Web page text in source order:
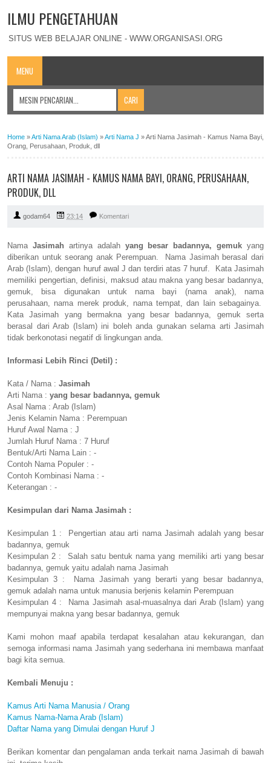
ILMU PENGETAHUAN
SITUS WEB BELAJAR ONLINE - WWW.ORGANISASI.ORG
MENU
Home »Arti Nama Arab (Islam) »Arti Nama J »Arti Nama Jasimah - Kamus Nama Bayi,
Orang, Perusahaan, Produk, dll
ARTI NAMA JASIMAH - KAMUS NAMA BAYI, ORANG, PERUSAHAAN,
PRODUK, DLL
godam64 23:14 Komentari
Nama Jasimah artinya adalah yang besar badannya, gemuk yang
diberikan untuk seorang anak Perempuan. Nama Jasimah berasal dari
Arab (Islam), dengan huruf awal J dan terdiri atas 7 huruf. Kata Jasimah
memiliki pengertian, definisi, maksud atau makna yang besar badannya,
gemuk, bisa digunakan untuk nama bayi (nama anak), nama
perusahaan, nama merek produk, nama tempat, dan lain sebagainya.
Kata Jasimah yang bermakna yang besar badannya, gemuk serta
berasal dari Arab (Islam) ini boleh anda gunakan selama arti Jasimah
tidak berkonotasi negatif di lingkungan anda.
Informasi Lebih Rinci (Detil) :
Kata / Nama : Jasimah
Arti Nama : yang besar badannya, gemuk
Asal Nama : Arab (Islam)
Jenis Kelamin Nama : Perempuan
Huruf Awal Nama : J
Jumlah Huruf Nama : 7 Huruf
Bentuk/Arti Nama Lain : -
Contoh Nama Populer : -
Contoh Kombinasi Nama : -
Keterangan : -
Kesimpulan dari Nama Jasimah :
Kesimpulan 1 : Pengertian atau arti nama Jasimah adalah yang besar
badannya, gemuk
Kesimpulan 2 : Salah satu bentuk nama yang memiliki arti yang besar
badannya, gemuk yaitu adalah nama Jasimah
Kesimpulan 3 : Nama Jasimah yang berarti yang besar badannya,
gemuk adalah nama untuk manusia berjenis kelamin Perempuan
Kesimpulan 4 : Nama Jasimah asal-muasalnya dari Arab (Islam) yang
mempunyai makna yang besar badannya, gemuk
Kami mohon maaf apabila terdapat kesalahan atau kekurangan, dan
semoga informasi nama Jasimah yang sederhana ini membawa manfaat
bagi kita semua.
Kembali Menuju :
Kamus Arti Nama Manusia / Orang
Kamus Nama-Nama Arab (Islam)
Daftar Nama yang Dimulai dengan Huruf J
Berikan komentar dan pengalaman anda terkait nama Jasimah di bawah